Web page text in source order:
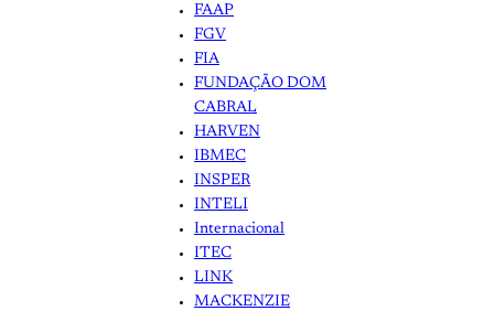
FAAP
FGV
FIA
FUNDAÇÃO DOM
CABRAL
HARVEN
IBMEC
INSPER
INTELI
Internacional
ITEC
LINK
MACKENZIE